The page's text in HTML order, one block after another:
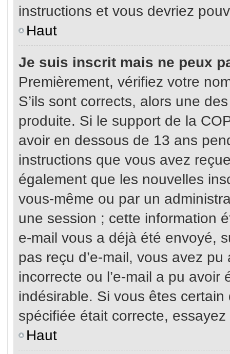
instructions et vous devriez
Haut
Je suis inscrit mais ne peux
Premièrement, vérifiez votre
S’ils sont corrects, alors une
produite. Si le support de la
avoir en dessous de 13 ans
instructions que vous avez
également que les nouvelles
vous-même ou par un
une session ; cette information
e-mail vous a déjà été envoyé,
pas reçu d’e-mail, vous avez
incorrecte ou l’e-mail a pu
indésirable. Si vous êtes
spécifiée était correcte,
Haut